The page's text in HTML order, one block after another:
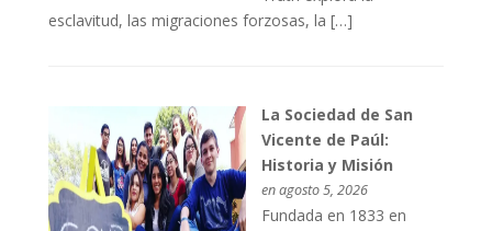
esclavitud, las migraciones forzosas, la […]
La Sociedad de San
Vicente de Paúl:
Historia y Misión
en agosto 5, 2026
Fundada en 1833 en